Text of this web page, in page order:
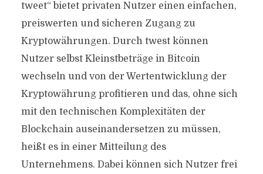
tweet“ bietet privaten Nutzer einen einfachen,
preiswerten und sicheren Zugang zu
Kryptowährungen. Durch twest können
Nutzer selbst Kleinstbeträge in Bitcoin
wechseln und von der Wertentwicklung der
Kryptowährung profitieren und das, ohne sich
mit den technischen Komplexitäten der
Blockchain auseinandersetzen zu müssen,
heißt es in einer Mitteilung des
Unternehmens. Dabei können sich Nutzer frei